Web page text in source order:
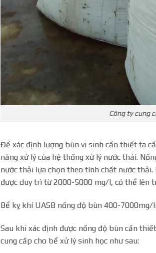
Công ty cung
Để xác định lượng bùn vi sinh cần thiết ta
năng xử lý của hệ thống xử lý nước thải.
nước thải lựa chọn theo tính chất nước
được duy trì từ 2000-5000 mg/l, có thể lên
Bể kỵ khí UASB nồng độ bùn 400-
Sau khi xác định được nồng độ bùn cần
cung cấp cho bể xử lý sinh học như sau: